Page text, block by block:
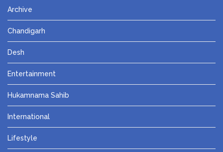
Archive
Chandigarh
Desh
Entertainment
Hukamnama Sahib
International
Lifestyle